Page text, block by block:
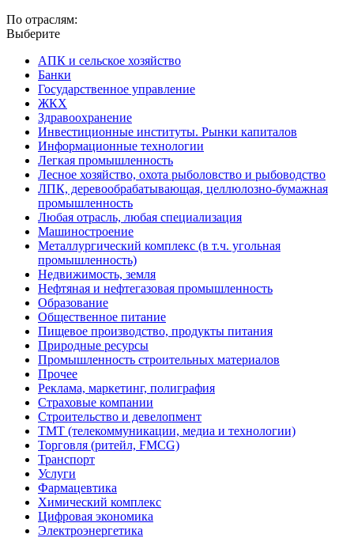
По отраслям:
Выберите
АПК и сельское хозяйство
Банки
Государственное управление
ЖКХ
Здравоохранение
Инвестиционные институты. Рынки капиталов
Информационные технологии
Легкая промышленность
Лесное хозяйство, охота рыболовство и рыбоводство
ЛПК, деревообрабатывающая, целлюлозно-бумажная
промышленность
Любая отрасль, любая специализация
Машиностроение
Металлургический комплекс (в т.ч. угольная
промышленность)
Недвижимость, земля
Нефтяная и нефтегазовая промышленность
Образование
Общественное питание
Пищевое производство, продукты питания
Природные ресурсы
Промышленность строительных материалов
Прочее
Реклама, маркетинг, полиграфия
Страховые компании
Строительство и девелопмент
ТМТ (телекоммуникации, медиа и технологии)
Торговля (ритейл, FMCG)
Транспорт
Услуги
Фармацевтика
Химический комплекс
Цифровая экономика
Электроэнергетика